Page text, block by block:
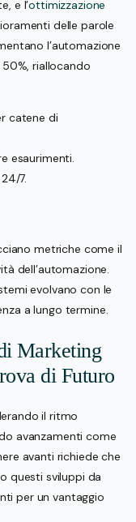
e l’ottimizzazione
delle parole
l’automazione
riallocando
catene di
esaurimenti.
7.
metriche come il
dell’automazione.
evolvano con le
a lungo termine.
Marketing
di Futuro
il ritmo
avanzamenti come
avanti richiede che
questi sviluppi da
per un vantaggio